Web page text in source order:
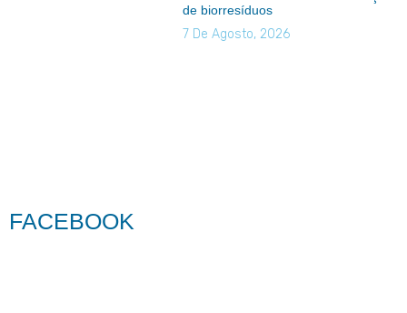
de biorresíduos
7 De Agosto, 2026
FACEBOOK